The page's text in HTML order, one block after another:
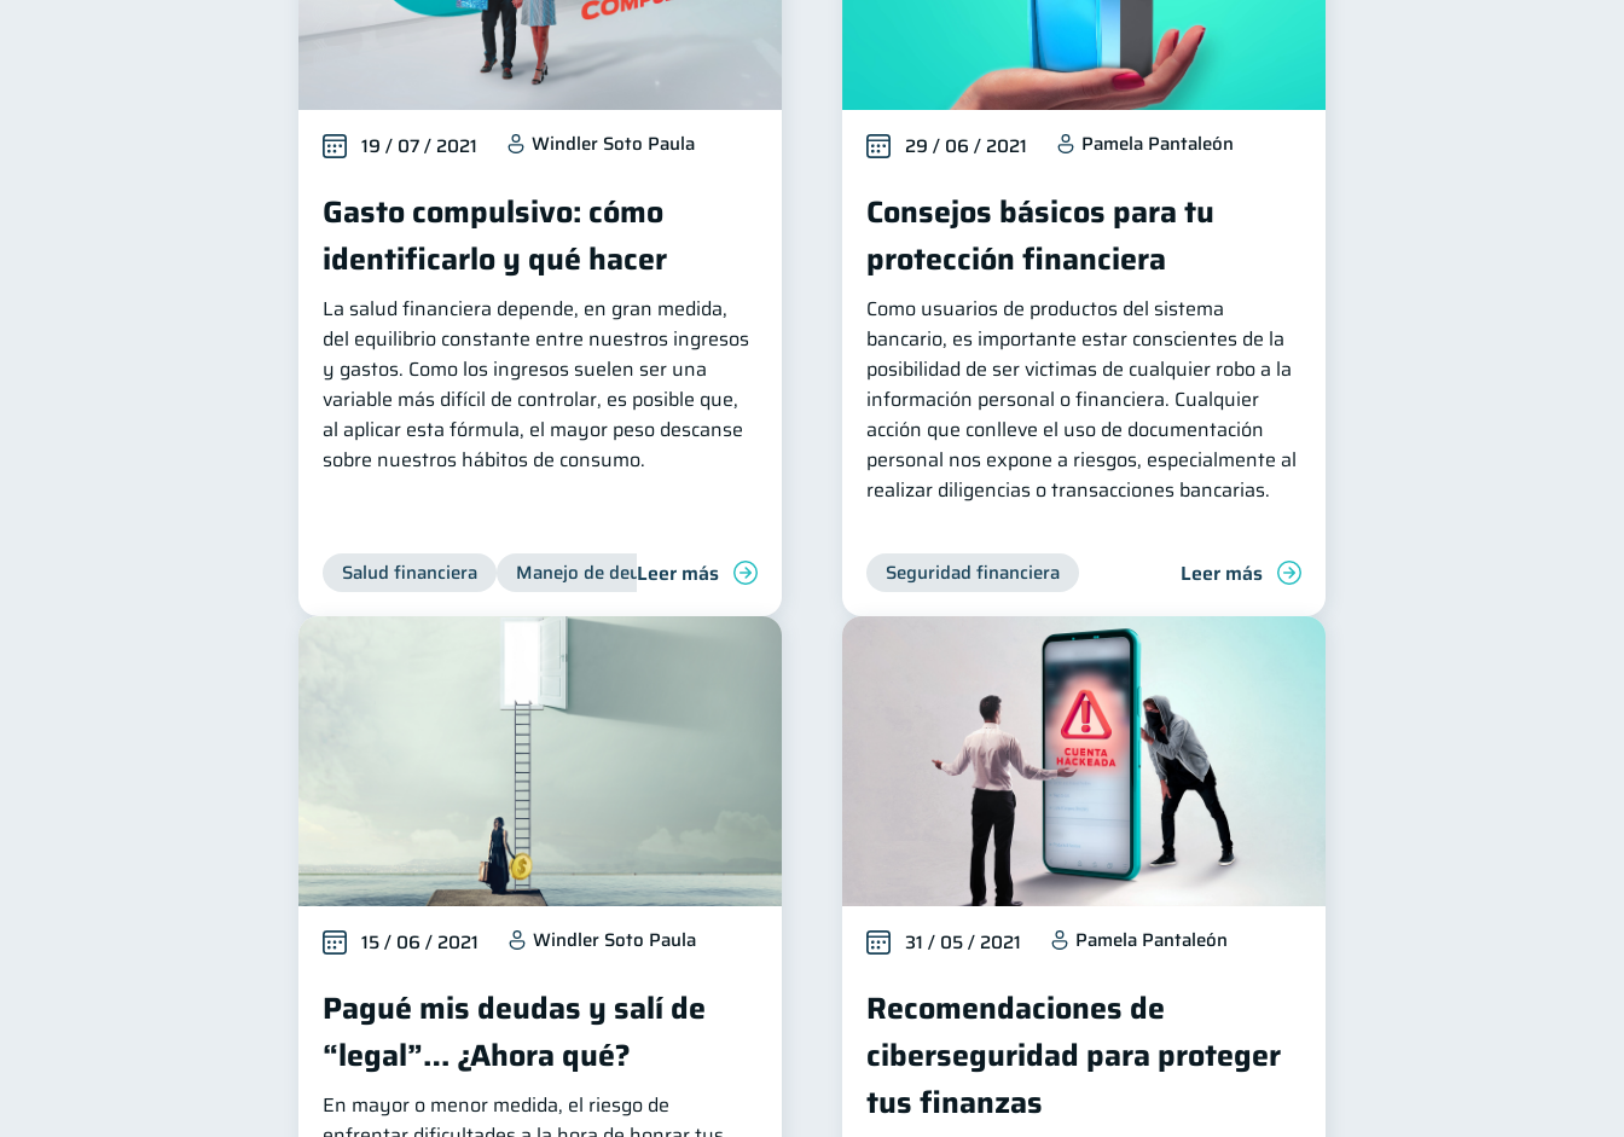
19 / 07 / 2021 Windler Soto Paula
Gasto compulsivo: cómo
identificarlo y qué hacer
La salud financiera depende, en gran medida,
del equilibrio constante entre nuestros ingresos
y gastos. Como los ingresos suelen ser una
variable más difícil de controlar, es posible que,
al aplicar esta fórmula, el mayor peso descanse
sobre nuestros hábitos de consumo.
Salud financiera Manejo de deudas Control de deudas
Leer más
29 / 06 / 2021 Pamela Pantaleón
Consejos básicos para tu
protección financiera
Como usuarios de productos del sistema
bancario, es importante estar conscientes de la
posibilidad de ser victimas de cualquier robo a la
información personal o financiera. Cualquier
acción que conlleve el uso de documentación
personal nos expone a riesgos, especialmente al
realizar diligencias o transacciones bancarias.
Seguridad financiera Leer más
15 / 06 / 2021 Windler Soto Paula
Pagué mis deudas y salí de
“legal”… ¿Ahora qué?
En mayor o menor medida, el riesgo de
31 / 05 / 2021 Pamela Pantaleón
Recomendaciones de
ciberseguridad para proteger
tus finanzas